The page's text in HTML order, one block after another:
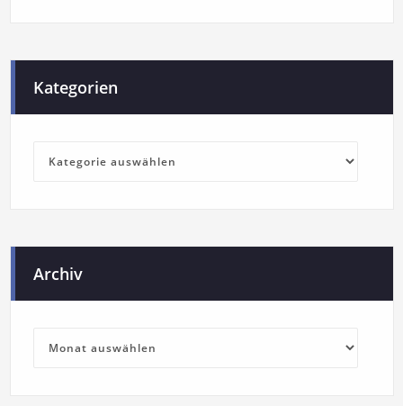
Kategorien
Archiv